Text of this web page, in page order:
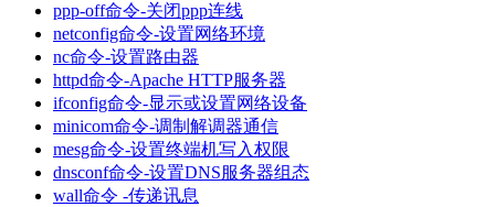
ppp-off命令-关闭ppp连线
netconfig命令-设置网络环境
nc命令-设置路由器
httpd命令-Apache HTTP服务器
ifconfig命令-显示或设置网络设备
minicom命令-调制解调器通信
mesg命令-设置终端机写入权限
dnsconf命令-设置DNS服务器组态
wall命令 -传递讯息